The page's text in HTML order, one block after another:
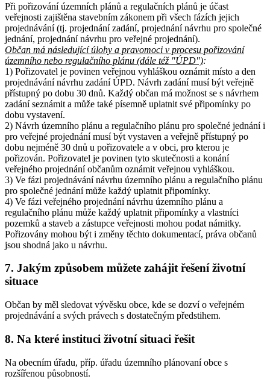
Při pořizování územních plánů a regulačních plánů je účast
veřejnosti zajištěna stavebním zákonem při všech fázích jejich
projednávání (tj. projednání zadání, projednání návrhu pro společné
jednání, projednání návrhu pro veřejné projednání).
Občan má následující úlohy a pravomoci v procesu pořizování
územního nebo regulačního plánu (dále též "ÚPD"):
1) Pořizovatel je povinen veřejnou vyhláškou oznámit místo a den
projednávání návrhu zadání ÚPD. Návrh zadání musí být veřejně
přístupný po dobu 30 dnů. Každý občan má možnost se s návrhem
zadání seznámit a může také písemně uplatnit své připomínky po
dobu vystavení.
2) Návrh územního plánu a regulačního plánu pro společné jednání i
pro veřejné projednání musí být vystaven a veřejně přístupný po
dobu nejméně 30 dnů u pořizovatele a v obci, pro kterou je
pořizován. Pořizovatel je povinen tyto skutečnosti a konání
veřejného projednání občanům oznámit veřejnou vyhláškou.
3) Ve fázi projednávání návrhu územního plánu a regulačního plánu
pro společné jednání může každý uplatnit připomínky.
4) Ve fázi veřejného projednání návrhu územního plánu a
regulačního plánu může každý uplatnit připomínky a vlastníci
pozemků a staveb a zástupce veřejnosti mohou podat námitky.
Pořizovány mohou být i změny těchto dokumentací, práva občanů
jsou shodná jako u návrhu.
7. Jakým způsobem můžete zahájit řešení životní
situace
Občan by měl sledovat vývěsku obce, kde se dozví o veřejném
projednávání a svých právech s dostatečným předstihem.
8. Na které instituci životní situaci řešit
Na obecním úřadu, příp. úřadu územního plánovaní obce s
rozšířenou působností.